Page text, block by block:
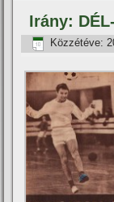
Irány:
Közzétéve: